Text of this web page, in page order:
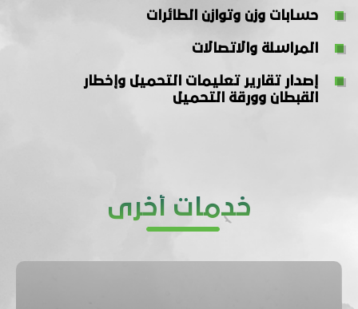
حسابات وزن وتوازن الطائرات
المراسلة والاتصالات
إصدار تقارير تعليمات التحميل وإخطار
القبطان وورقة التحميل
خدمات أخرى